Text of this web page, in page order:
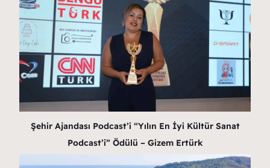
Şehir Ajandası Podcast’i “Yılın En İyi Kültür Sanat
Podcast’i” Ödülü – Gizem Ertürk